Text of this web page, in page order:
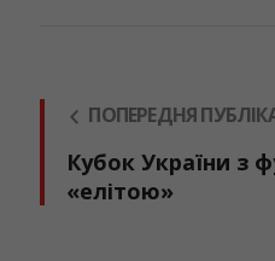
ПОПЕРЕДНЯ
Кубок України з
«елітою»